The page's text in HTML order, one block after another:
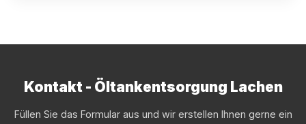
Kontakt - Öltankentsorgung Lachen
Füllen Sie das Formular aus und wir erstellen Ihnen gerne ein